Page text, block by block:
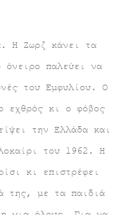
Η Ζωρζ κάνει τα
παλεύει να
του Εμφυλίου. Ο
εχθρός κι ο φόβος
την Ελλάδα και
του 1962. Η
κι επιστρέφει
της, με τα παιδιά